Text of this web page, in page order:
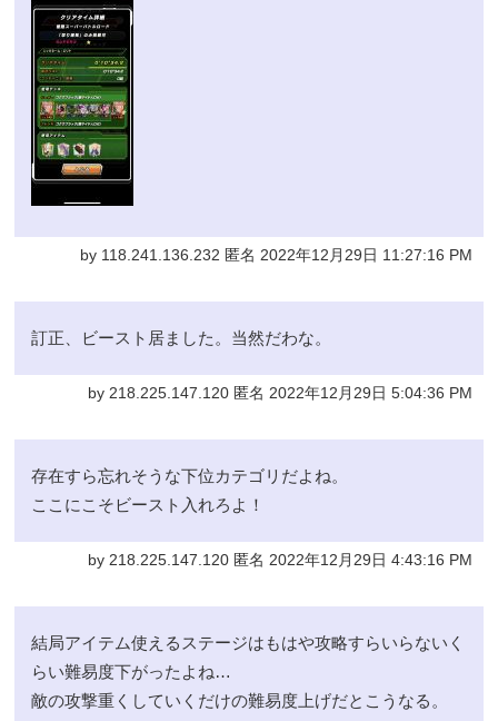
by 118.241.136.232 匿名 2022年12月29日 11:27:16 PM
訂正、ビースト居ました。当然だわな。
by 218.225.147.120 匿名 2022年12月29日 5:04:36 PM
存在すら忘れそうな下位カテゴリだよね。
ここにこそビースト入れろよ！
by 218.225.147.120 匿名 2022年12月29日 4:43:16 PM
結局アイテム使えるステージはもはや攻略すらいらないく
らい難易度下がったよね…
敵の攻撃重くしていくだけの難易度上げだとこうなる。